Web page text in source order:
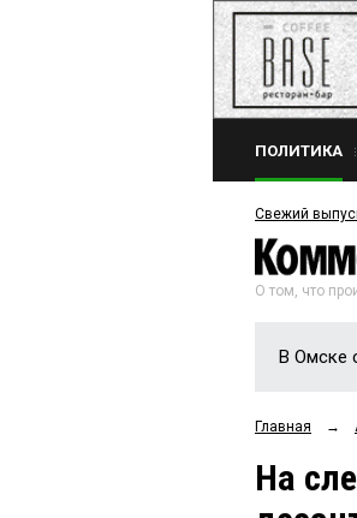
ПОЛИТИКА
Свежий
О том, что
В Омске
Главная →
На